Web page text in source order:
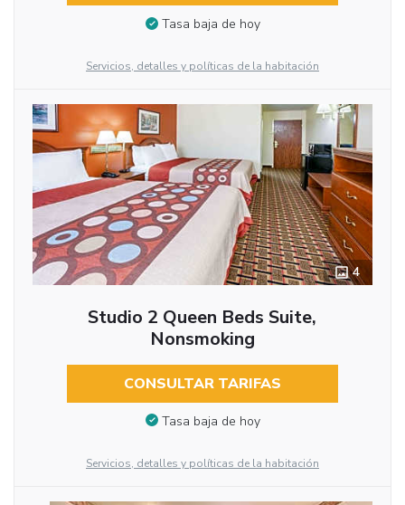
Tasa baja de hoy
Servicios, detalles y políticas de la habitación
4
Studio 2 Queen Beds Suite,
Nonsmoking
CONSULTAR TARIFAS
Tasa baja de hoy
Servicios, detalles y políticas de la habitación